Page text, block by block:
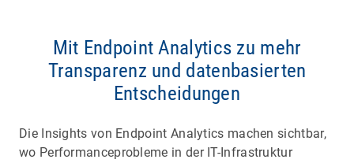
Mit Endpoint Analytics zu mehr
Transparenz und datenbasierten
Entscheidungen
Die Insights von Endpoint Analytics machen sichtbar,
wo Performanceprobleme in der IT-Infrastruktur